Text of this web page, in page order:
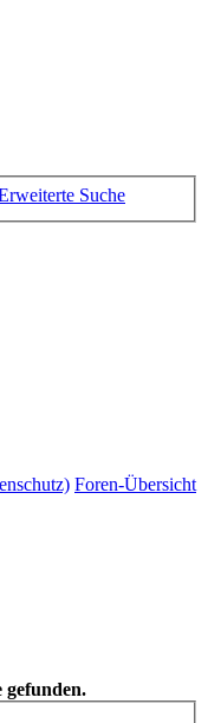
Suche
Foren-Übersicht
gefunden.